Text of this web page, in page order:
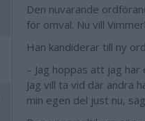
Den nuvarande
för omval. Nu vill
Han kandiderar till ny
– Jag hoppas att jag
Jag vill ta vid där andra
min egen del just nu,